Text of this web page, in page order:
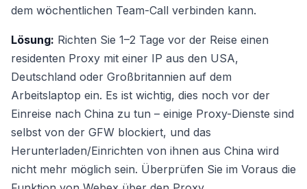
dem wöchentlichen Team-Call verbinden kann.
Lösung: Richten Sie 1–2 Tage vor der Reise einen
residenten Proxy mit einer IP aus den USA,
Deutschland oder Großbritannien auf dem
Arbeitslaptop ein. Es ist wichtig, dies noch vor der
Einreise nach China zu tun – einige Proxy-Dienste sind
selbst von der GFW blockiert, und das
Herunterladen/Einrichten von ihnen aus China wird
nicht mehr möglich sein. Überprüfen Sie im Voraus die